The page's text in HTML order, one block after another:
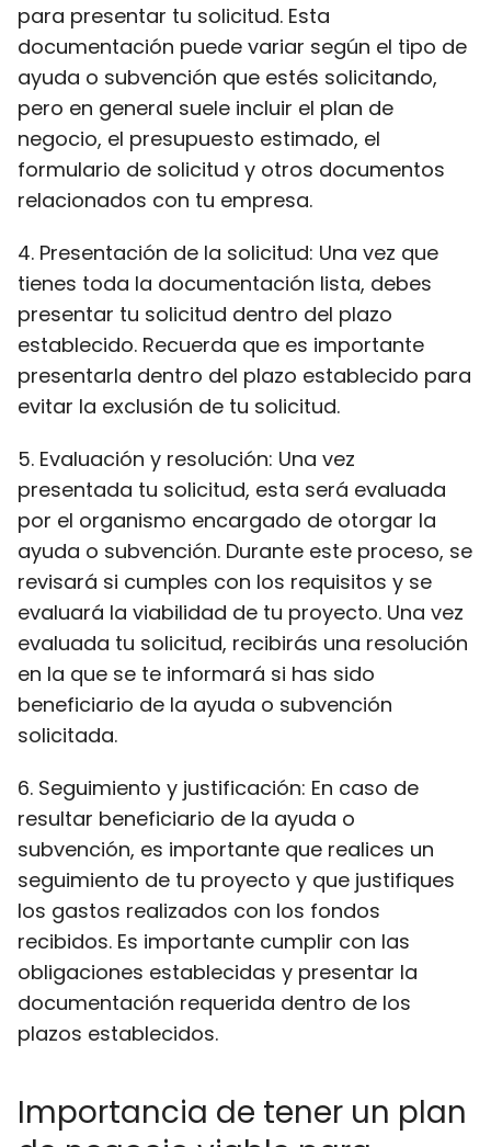
para presentar tu solicitud. Esta
documentación puede variar según el tipo de
ayuda o subvención que estés solicitando,
pero en general suele incluir el plan de
negocio, el presupuesto estimado, el
formulario de solicitud y otros documentos
relacionados con tu empresa.
4. Presentación de la solicitud: Una vez que
tienes toda la documentación lista, debes
presentar tu solicitud dentro del plazo
establecido. Recuerda que es importante
presentarla dentro del plazo establecido para
evitar la exclusión de tu solicitud.
5. Evaluación y resolución: Una vez
presentada tu solicitud, esta será evaluada
por el organismo encargado de otorgar la
ayuda o subvención. Durante este proceso, se
revisará si cumples con los requisitos y se
evaluará la viabilidad de tu proyecto. Una vez
evaluada tu solicitud, recibirás una resolución
en la que se te informará si has sido
beneficiario de la ayuda o subvención
solicitada.
6. Seguimiento y justificación: En caso de
resultar beneficiario de la ayuda o
subvención, es importante que realices un
seguimiento de tu proyecto y que justifiques
los gastos realizados con los fondos
recibidos. Es importante cumplir con las
obligaciones establecidas y presentar la
documentación requerida dentro de los
plazos establecidos.
Importancia de tener un plan